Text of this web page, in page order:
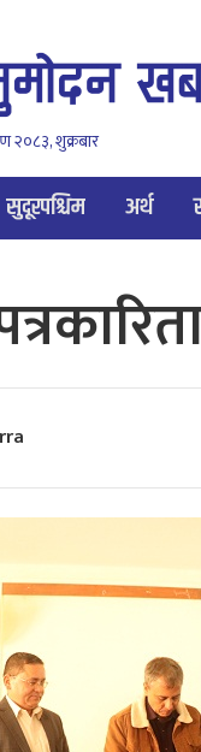
२०८३, शुक्रबार
सुदूरपश्चिम अर्थ